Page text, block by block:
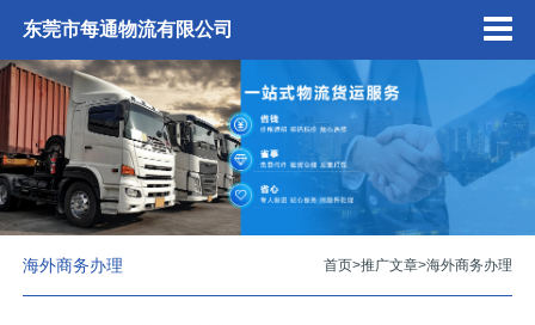
东莞市每通物流有限公司
海外商务办理 首页>推广文章>海外商务办理